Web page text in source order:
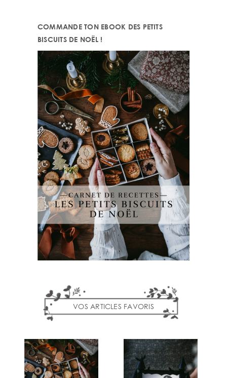
COMMANDE TON EBOOK DES PETITS
BISCUITS DE NOËL !
VOS ARTICLES FAVORIS